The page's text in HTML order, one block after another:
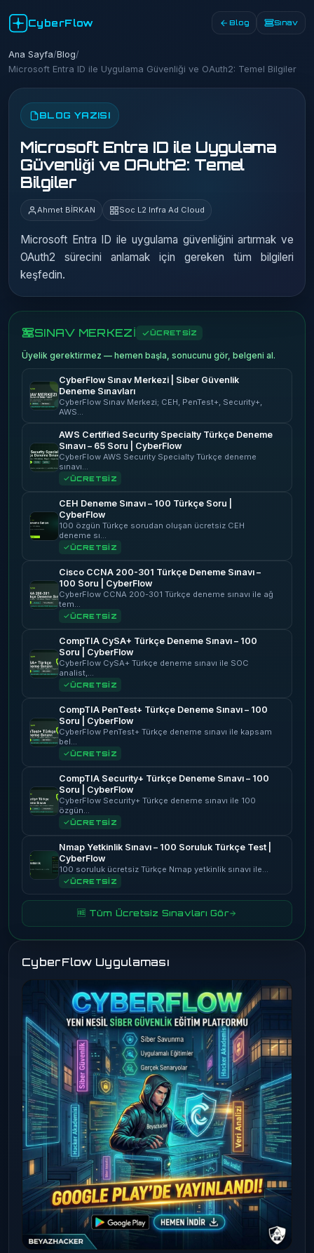
CyberFlow Blog Sınav
Ana Sayfa/Blog/
Microsoft Entra ID ile Uygulama Güvenliği ve OAuth2: Temel Bilgiler
BLOG YAZISI
Microsoft Entra ID ile Uygulama
Güvenliği ve OAuth2: Temel
Bilgiler
Ahmet BİRKAN Soc L2 Infra Ad Cloud
Microsoft Entra ID ile uygulama güvenliğini artırmak ve
OAuth2 sürecini anlamak için gereken tüm bilgileri
keşfedin.
SINAV MERKEZİ ÜCRETSİZ
Üyelik gerektirmez — hemen başla, sonucunu gör, belgeni al.
CyberFlow Sınav Merkezi | Siber Güvenlik
Deneme Sınavları
CyberFlow Sınav Merkezi; CEH, PenTest+, Security+,
AWS…
AWS Certified Security Specialty Türkçe Deneme
Sınavı – 65 Soru | CyberFlow
CyberFlow AWS Security Specialty Türkçe deneme
sınavı…
ÜCRETSİZ
CEH Deneme Sınavı – 100 Türkçe Soru |
CyberFlow
100 özgün Türkçe sorudan oluşan ücretsiz CEH
deneme sı…
ÜCRETSİZ
Cisco CCNA 200-301 Türkçe Deneme Sınavı –
100 Soru | CyberFlow
CyberFlow CCNA 200-301 Türkçe deneme sınavı ile ağ
tem…
ÜCRETSİZ
CompTIA CySA+ Türkçe Deneme Sınavı – 100
Soru | CyberFlow
CyberFlow CySA+ Türkçe deneme sınavı ile SOC
analist,…
ÜCRETSİZ
CompTIA PenTest+ Türkçe Deneme Sınavı – 100
Soru | CyberFlow
CyberFlow PenTest+ Türkçe deneme sınavı ile kapsam
bel…
ÜCRETSİZ
CompTIA Security+ Türkçe Deneme Sınavı – 100
Soru | CyberFlow
CyberFlow Security+ Türkçe deneme sınavı ile 100
özgün…
ÜCRETSİZ
Nmap Yetkinlik Sınavı – 100 Soruluk Türkçe Test |
CyberFlow
100 soruluk ücretsiz Türkçe Nmap yetkinlik sınavı ile…
ÜCRETSİZ
🆓 Tüm Ücretsiz Sınavları Gör
CyberFlow Uygulaması